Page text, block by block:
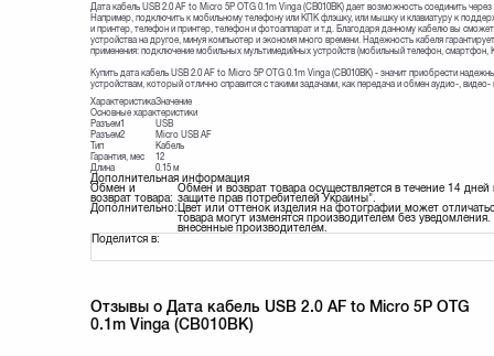
Дата кабель USB 2.0 AF to Micro 5P OTG 0.1m Vinga (CB010BK) дает возможность соединить
Например, подключить к мобильному телефону или КПК флэшку, или мышку и клавиатуру к
и принтер, телефон и принтер, телефон и фотоаппарат и т.д. Благодаря данному кабелю вы
устройства на другое, минуя компьютер и экономя много времени. Надежность кабеля
применения: подключение мобильных мультимедийных устройств (мобильный телефон,
Купить дата кабель USB 2.0 AF to Micro 5P OTG 0.1m Vinga (CB010BK) - значит приобрести
устройствам, который отлично справится с такими задачами, как передача и обмен аудио-,
ХарактеристикаЗначение
Основные характеристики
Разъем1
USB
Разъем2
Micro USB AF
Тип
Кабель
Гарантия, мес
12
Длина
0.15 м
Дополнительная информация
Обмен и
возврат товара:
Обмен и возврат товара осуществляется в течение 14
защите прав потребителей Украины".
Дополнительно:Цвет или оттенок изделия на фотографии может
товара могут изменятся производителем без
внесенные производителем.
Поделится в:
Отзывы о Дата кабель USB 2.0 AF to Micro 5P OTG
0.1m Vinga (CB010BK)